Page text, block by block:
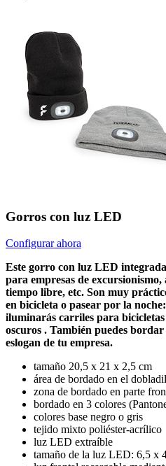
Gorros con luz LED
Configurar ahora
Este gorro con luz LED
para empresas de
tiempo libre, etc. Son muy
en bicicleta o pasear por la
iluminarás carriles para bicicletas
oscuros . También puedes
eslogan de tu empresa.
tamaño 20,5 x 21 x 2,5 cm
área de bordado en el
zona de bordado en parte
bordado en 3 colores
colores base negro o gris
tejido mixto poliéster-acrílico
luz LED extraíble
tamaño de la luz LED: 6,5 x